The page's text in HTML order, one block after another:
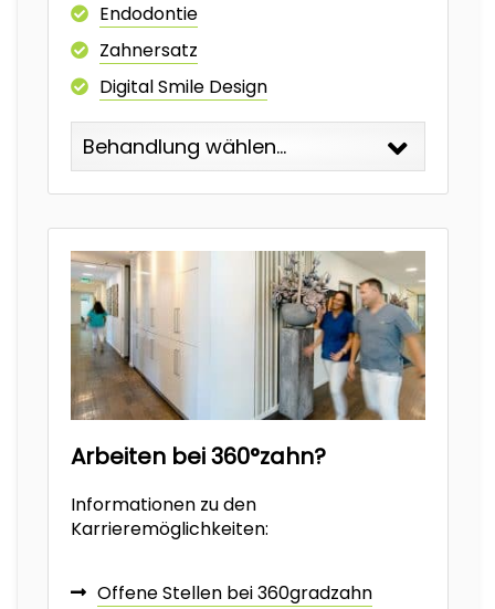
Endodontie
Zahnersatz
Digital Smile Design
Behandlung wählen...
Arbeiten bei 360°zahn?
Informationen zu den
Karrieremöglichkeiten:
Offene Stellen bei 360gradzahn